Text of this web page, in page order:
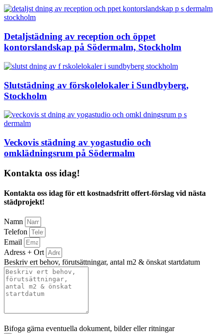
Detaljstädning av reception och öppet
kontorslandskap på Södermalm, Stockholm
Slutstädning av förskolelokaler i Sundbyberg,
Stockholm
Veckovis städning av yogastudio och
omklädningsrum på Södermalm
Kontakta oss idag!
Kontakta oss idag för ett kostnadsfritt offert-förslag vid nästa
städprojekt!
Namn
Telefon
Email
Adress + Ort
Beskriv ert behov, förutsättningar, antal m2 & önskat startdatum
Bifoga gärna eventuella dokument, bilder eller ritningar